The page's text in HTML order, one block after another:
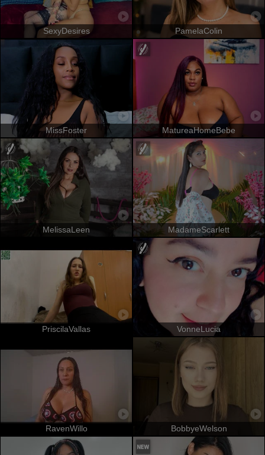
SexyDesires PamelaColin
MissFoster MatureaHomeBebe
MelissaLeen MadameScarlett
PriscilaVallas VonneLucia
RavenWillo BobbyeWelson